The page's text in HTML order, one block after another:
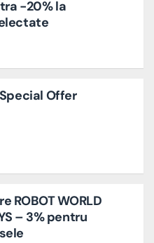
-20% la
Offer
ROBOT WORLD
– 3% pentru